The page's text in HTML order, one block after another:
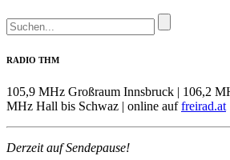
RADIO THM
105,9 MHz Großraum Innsbruck | 106,2
MHz Hall bis Schwaz | online auffreirad.at
Derzeit auf Sendepause!